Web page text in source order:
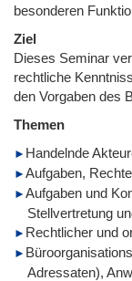
besonderen
Ziel
Dieses Seminar
rechtliche
den Vorgaben des
Themen
Handelnde
Aufgaben,
Aufgaben und
Stellvertretung
Rechtlicher und
Adressaten),